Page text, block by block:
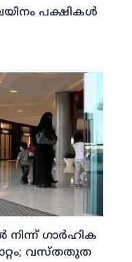
പക്ഷികള്‍
ഗാര്‍ഹിക
വസ്തതുത